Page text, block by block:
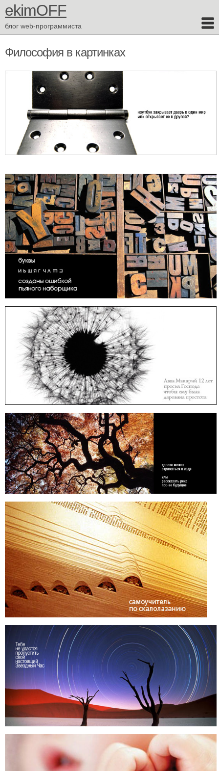
ekimOFF
блог web-программиста
Философия в картинках